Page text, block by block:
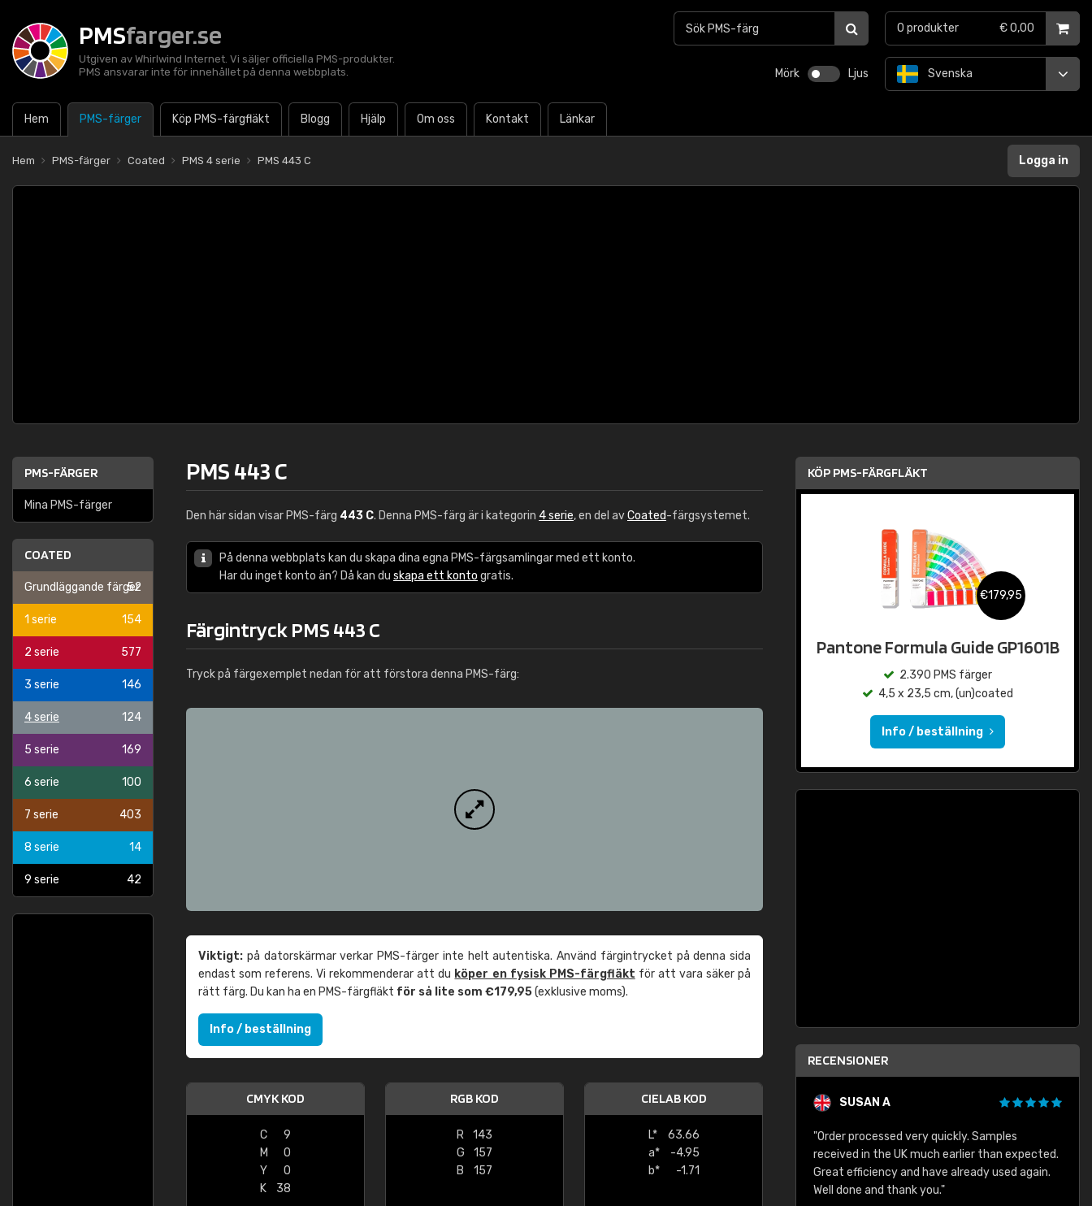
PMSfarger.se
Utgiven av Whirlwind Internet. Vi säljer officiella PMS-produkter.
PMS ansvarar inte för innehållet på denna webbplats.
Mörk Ljus
Hem PMS-färger Köp PMS-färgfläkt Blogg Hjälp Om oss Kontakt Länkar
Svenska
0 produkter € 0,00
Hem PMS-färger Coated PMS 4 serie PMS 443 C Logga in
PMS-FÄRGER
Mina PMS-färger
COATED
Grundläggande färger
52
1 serie 154
2 serie 577
3 serie 146
4 serie 124
5 serie 169
6 serie 100
7 serie 403
8 serie 14
9 serie 42
PMS 443 C
Den här sidan visar PMS-färg 443 C. Denna PMS-färg är i kategorin 4 serie, en del avCoated-färgsystemet.
På denna webbplats kan du skapa dina egna PMS-färgsamlingar med ett konto.
Har du inget konto än? Då kan du skapa ett konto gratis.
Färgintryck PMS 443 C
Tryck på färgexemplet nedan för att förstora denna PMS-färg:
Viktigt: på datorskärmar verkar PMS-färger inte helt autentiska. Använd färgintrycket på denna sida
endast som referens. Vi rekommenderar att du köper en fysisk PMS-färgfläkt för att vara säker på
rätt färg. Du kan ha en PMS-färgfläkt för så lite som €179,95(exklusive moms).
Info / beställning
CMYK KOD
C
9
M
0
Y
0
K
38
RGB KOD
R
143
G
157
B
157
CIELAB KOD
L*
63.66
a*
-4.95
b*
-1.71
KÖP PMS-FÄRGFLÄKT
€179,95
Pantone Formula Guide GP1601B
2.390 PMS färger
4,5 x 23,5 cm, (un)coated
Info / beställning
RECENSIONER
Leinster Home and
"Great product and speedy delivery"
SUSAN A
"Order processed very quickly. Samples
received in the UK much earlier than expected.
Great efficiency and have already used again.
Well done and thank you."